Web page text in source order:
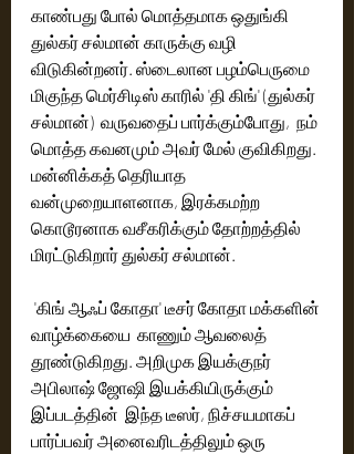
காண்பது போல் மொத்தமாக ஒதுங்கி
துல்கர் சல்மான் காருக்கு வழி
விடுகின்றனர். ஸ்டைலான பழம்பெருமை
மிகுந்த மெர்சிடிஸ் காரில் 'தி கிங்' (துல்கர்
சல்மான்)  வருவதைப் பார்க்கும்போது,  நம்
மொத்த கவனமும் அவர் மேல் குவிகிறது.
மன்னிக்கத் தெரியாத
வன்முறையாளனாக, இரக்கமற்ற
கொடூரனாக வசீகரிக்கும் தோற்றத்தில்
மிரட்டுகிறார் துல்கர் சல்மான்.
'கிங் ஆஃப் கோதா' டீசர் கோதா மக்களின்
வாழ்க்கையை  காணும் ஆவலைத்
தூண்டுகிறது. அறிமுக இயக்குநர்
அபிலாஷ் ஜோஷி இயக்கியிருக்கும்
இப்படத்தின்  இந்த டீஸர், நிச்சயமாகப்
பார்ப்பவர் அனைவரிடத்திலும் ஒரு